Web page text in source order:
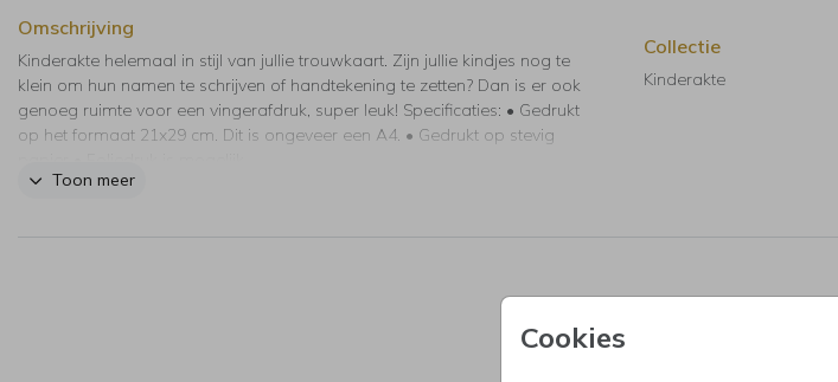
Cookies
Omschrijving
Kinderakte helemaal in stijl van jullie trouwkaart. Zijn jullie kindjes nog te
klein om hun namen te schrijven of handtekening te zetten? Dan is er ook
genoeg ruimte voor een vingerafdruk, super leuk! Specificaties: • Gedrukt
op het formaat 21x29 cm. Dit is ongeveer een A4. • Gedrukt op stevig
Toon meer
Collectie
Kinderakte